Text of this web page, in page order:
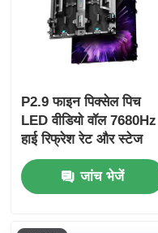
P2.9 फाइन पिक्सेल पिच
LED वीडियो वॉल 7680Hz
हाई रिफ्रेश रेट और स्टेज
इवेंट के लिए डुअल पावर और
सिग्नल बैकअप के साथ
जांच भेजें